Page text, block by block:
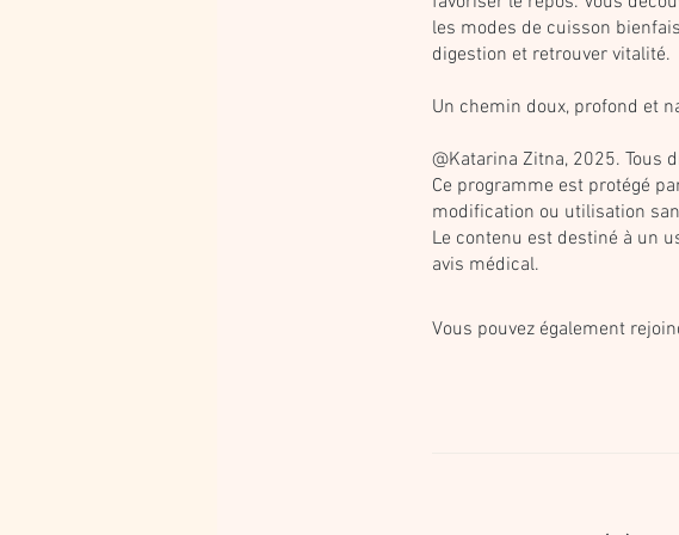
les modes de cuisson
digestion et retrouver vitalité.
Un chemin doux, profond et
@Katarina Zitna, 2025. Tous
Ce programme est protégé
modification ou utilisation
Le contenu est destiné à un
avis médical.
Vous pouvez également